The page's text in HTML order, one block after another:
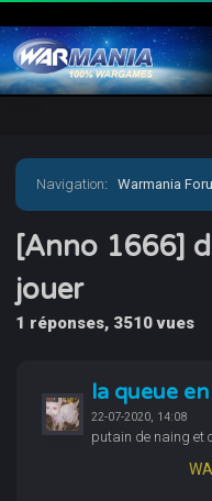
Navigation:Warmania
› Moderne - Imaginaire
pour jouer
[Anno 1666]
jouer
1 réponses, 3510 vues
la queue
22-07-2020, 14:08
putain de naing et